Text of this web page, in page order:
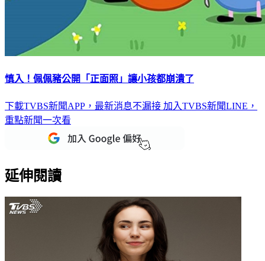
慎入！佩佩豬公開「正面照」讓小孩都崩潰了
下載TVBS新聞APP，最新消息不漏接 加入TVBS新聞LINE，
重點新聞一次看
延伸閱讀